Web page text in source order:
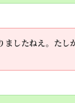
ましたねえ。たし